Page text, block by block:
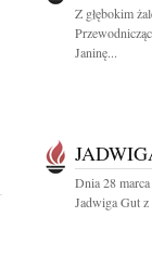
Z głębokim
Janinę...
Dnia 28
Jadwiga Gut